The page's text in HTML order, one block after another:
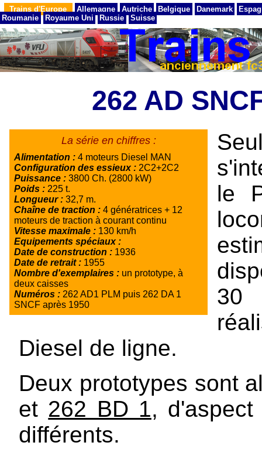
Trains d'Europe Allemagne Autriche Belgique Danemark
Roumanie
Royaume Uni Russie Suisse
262 AD
La série en chiffres :
Alimentation : 4 moteurs Diesel MAN
Configuration des essieux : 2C2+2C2
Puissance : 3800 Ch. (2800 kW)
Poids : 225 t.
Longueur : 32,7 m.
Chaîne de traction : 4 génératrices + 12
moteurs de traction à courant continu
Vitesse maximale : 130 km/h
Equipements spéciaux :
Date de construction : 1936
Date de retrait : 1955
Nombre d'exemplaires : un prototype, à
deux caisses
Numéros : 262 AD1 PLM puis 262 DA 1
SNCF après 1950
le
30
Diesel de ligne.
Deux prototypes sont
et 262 BD 1, d'aspect
différents.